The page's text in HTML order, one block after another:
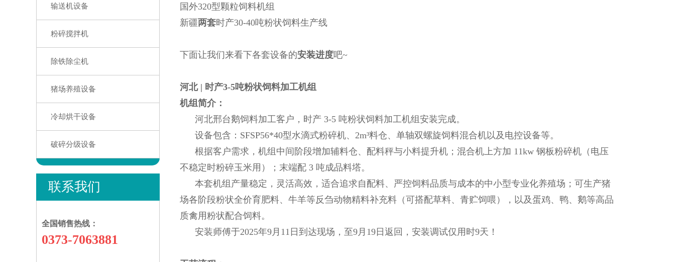
输送机设备
粉碎搅拌机
除铁除尘机
猪场养殖设备
冷却烘干设备
破碎分级设备
联系我们
全国销售热线：
0373-7063881
国外320型颗粒饲料机组
新疆两套时产30-40吨粉状饲料生产线
下面让我们来看下各套设备的安装进度吧~
河北 | 时产3-5吨粉状饲料加工机组
机组简介：
河北邢台鹅饲料加工客户，时产 3-5 吨粉状饲料加工机组安装完成。
设备包含：SFSP56*40型水滴式粉碎机、2m³料仓、单轴双螺旋饲料混合机以及电控设备等。
根据客户需求，机组中间阶段增加辅料仓、配料秤与小料提升机；混合机上方加 11kw 钢板粉碎机（电压
不稳定时粉碎玉米用）；末端配 3 吨成品料塔。
本套机组产量稳定，灵活高效，适合追求自配料、严控饲料品质与成本的中小型专业化养殖场；可生产猪
场各阶段粉状全价育肥料、牛羊等反刍动物精料补充料（可搭配草料、青贮饲喂），以及蛋鸡、鸭、鹅等高品
质禽用粉状配合饲料。
安装师傅于2025年9月11日到达现场，至9月19日返回，安装调试仅用时9天！